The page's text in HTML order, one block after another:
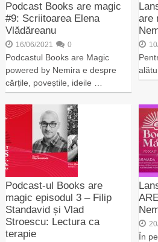
Podcast Books are magic
#9: Scriitoarea Elena
Vlădăreanu
16/06/2021 0
Podcastul Books are Magic
powered by Nemira e despre
cărțile, poveștile, ideile …
are
Podcast-ul Books are
magic episodul 3 – Filip
Standavid și Vlad
Stroescu: Lectura ca
terapie
În